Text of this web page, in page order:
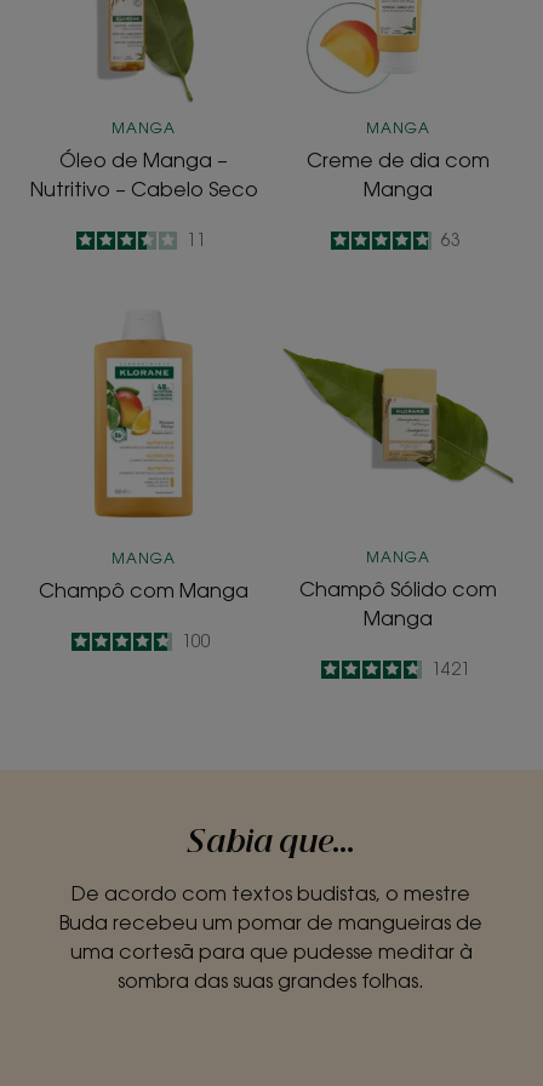
Cabelo
Seco
MANGA
Óleo de Manga –
Nutritivo – Cabelo Seco
3.5
/511
MANGA
Creme de dia com
Manga
4.8
/
5
63
com
Manga
MANGA
Champô com Manga
4.7
/5
100
com
Manga
MANGA
Champô Sólido com
Manga
4.7
/51421
Sabia que...
De acordo com textos budistas, o mestre
Buda recebeu um pomar de mangueiras de
uma cortesã para que pudesse meditar à
sombra das suas grandes folhas.